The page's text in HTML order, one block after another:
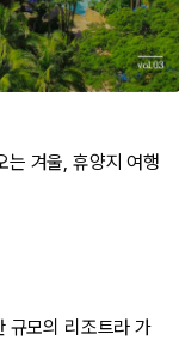
는 겨울, 휴양지 여행
규모의 리조트라 가